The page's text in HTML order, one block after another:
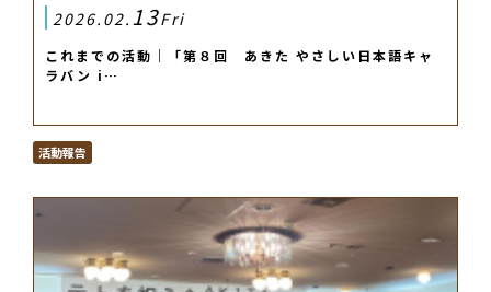
2026.02. 13Fri
これまでの活動｜「第８回 あきた やさしい日本語キャ
ラバン i…
活動報告